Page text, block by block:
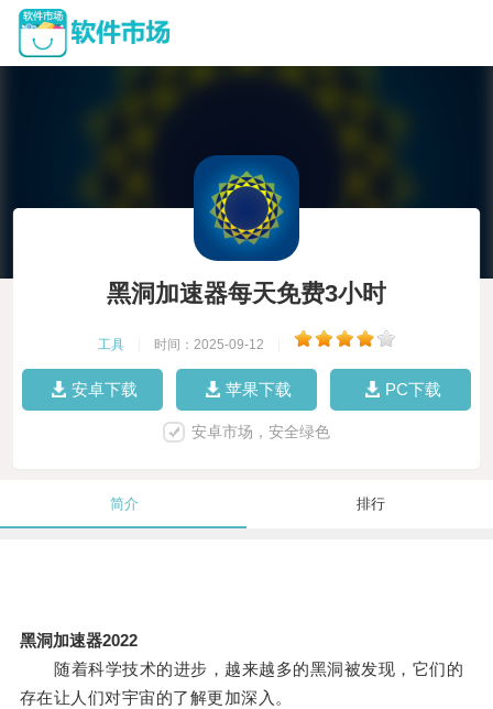
黑洞加速器每天免费3小时
工具 时间：2025-09-12
安卓下载 苹果下载 PC下载
安卓市场，安全绿色
简介 排行
黑洞加速器2022
随着科学技术的进步，越来越多的黑洞被发现，它们的
存在让人们对宇宙的了解更加深入。